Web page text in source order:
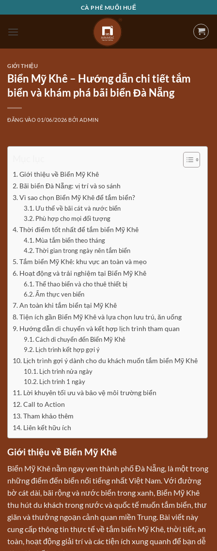
qua
nội
CÀ PHÊ MUỐI HUẾ
GIỚI THIỆU
Biển Mỹ Khê – Hướng dẫn chi tiết tắm
biển và khám phá bãi biển Đà Nẵng
ĐĂNG VÀO01/06/2026 BỞI ADMIN
Giới thiệu về Biển Mỹ Khê
Bãi biển Đà Nẵng: vị trí và so sánh
Vì sao chọn Biển Mỹ Khê để tắm biển?
Ưu thế về bãi cát và nước biển
Phù hợp cho mọi đối tượng
Thời điểm tốt nhất để tắm biển Mỹ Khê
Mùa tắm biển theo tháng
Thời gian trong ngày nên tắm biển
Tắm biển Mỹ Khê: khu vực an toàn và mẹo
Hoạt động và trải nghiệm tại Biển Mỹ Khê
Thể thao biển và cho thuê thiết bị
Ẩm thực ven biển
An toàn khi tắm biển tại Mỹ Khê
Tiện ích gần Biển Mỹ Khê và lựa chọn lưu trú, ăn uống
Hướng dẫn di chuyển và kết hợp lịch trình tham quan
Cách di chuyển đến Biển Mỹ Khê
Lịch trình kết hợp gợi ý
Lịch trình gợi ý dành cho du khách muốn tắm biển Mỹ Khê
Lịch trình nửa ngày
Lịch trình 1 ngày
Lời khuyên tối ưu và bảo vệ môi trường biển
Call to Action
Tham khảo thêm
Liên kết hữu ích
Giới thiệu về Biển Mỹ Khê
Biển Mỹ Khê nằm ngay ven thành phố Đà Nẵng, là một trong
những điểm đến biển nổi tiếng nhất Việt Nam. Với đường
bờ cát dài, bãi rộng và nước biển trong xanh, Biển Mỹ Khê
thu hút du khách trong nước và quốc tế muốn tắm biển, thư
giãn và thưởng ngoạn cảnh quan miền Trung. Bài viết này
cung cấp thông tin thực tế về tắm biển Mỹ Khê, thời tiết, an
toàn, hoạt động giải trí và các tiện ích xung quanh để bạn dễ